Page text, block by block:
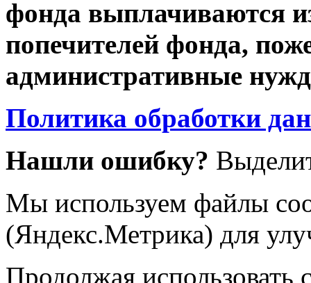
фонда выплачиваются
попечителей фонда,
административные
Политика обработки
Нашли ошибку?
Мы используем файлы
(Яндекс.Метрика) для
Продолжая использовать